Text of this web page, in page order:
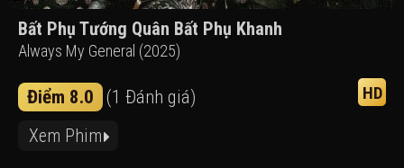
Bất Phụ Tướng Quân Bất Phụ Khanh
Always My General (2025)
Điểm 8.0 (1 Đánh giá) HD
Xem Phim